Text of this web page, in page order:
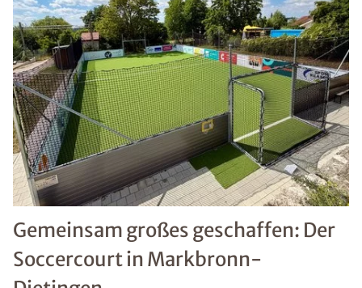
Gemeinsam großes geschaffen: Der
Soccercourt in Markbronn-